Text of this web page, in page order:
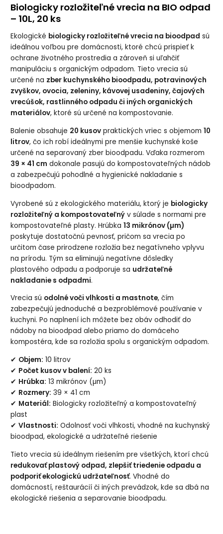
Biologicky rozložiteľné vrecia na BIO odpad
– 10L, 20 ks
Ekologické biologicky rozložiteľné vrecia na bioodpad sú
ideálnou voľbou pre domácnosti, ktoré chcú prispieť k
ochrane životného prostredia a zároveň si uľahčiť
manipuláciu s organickým odpadom. Tieto vrecia sú
určené na zber kuchynského bioodpadu, potravinových
zvyškov, ovocia, zeleniny, kávovej usadeniny, čajových
vrecúšok, rastlinného odpadu či iných organických
materiálov, ktoré sú určené na kompostovanie.
Balenie obsahuje 20 kusov praktických vriec s objemom10
litrov, čo ich robí ideálnymi pre menšie kuchynské koše
určené na separovaný zber bioodpadu. Vďaka rozmerom
39 × 41 cm dokonale pasujú do kompostovateľných nádob
a zabezpečujú pohodlné a hygienické nakladanie s
bioodpadom.
Vyrobené sú z ekologického materiálu, ktorý je biologicky
rozložiteľný a kompostovateľný v súlade s normami pre
kompostovateľné plasty. Hrúbka13 mikrónov (µm)
poskytuje dostatočnú pevnosť, pričom sa vrecia po
určitom čase prirodzene rozložia bez negatívneho vplyvu
na prírodu. Tým sa eliminujú negatívne dôsledky
plastového odpadu a podporuje sa udržateľné
nakladanie s odpadmi.
Vrecia sú odolné voči vlhkosti a mastnote, čím
zabezpečujú jednoduché a bezproblémové používanie v
kuchyni. Po naplnení ich môžete bez obáv odhodiť do
nádoby na bioodpad alebo priamo do domáceho
kompostéra, kde sa rozložia spolu s organickým odpadom.
✔ Objem: 10 litrov
✔ Počet kusov v balení: 20 ks
✔ Hrúbka: 13 mikrónov (µm)
✔ Rozmery: 39 × 41 cm
✔ Materiál: Biologicky rozložiteľný a kompostovateľný
plast
✔Vlastnosti: Odolnosť voči vlhkosti, vhodné na kuchynský
bioodpad, ekologické a udržateľné riešenie
Tieto vrecia sú ideálnym riešením pre všetkých, ktorí chcú
redukovať plastový odpad, zlepšiť triedenie odpadu a
podporiť ekologickú udržateľnosť. Vhodné do
domácností, reštaurácií či iných prevádzok, kde sa dbá na
ekologické riešenia a separovanie bioodpadu.